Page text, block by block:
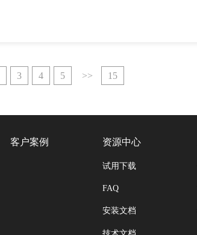
3 4 5 >> 15
客户案例 资源中心
试用下载
FAQ
安装文档